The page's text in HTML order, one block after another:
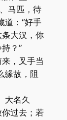
马匹，待
道：“好手
大汉，你
？”
，叉手当
缘故，阻
大名久
过去；若